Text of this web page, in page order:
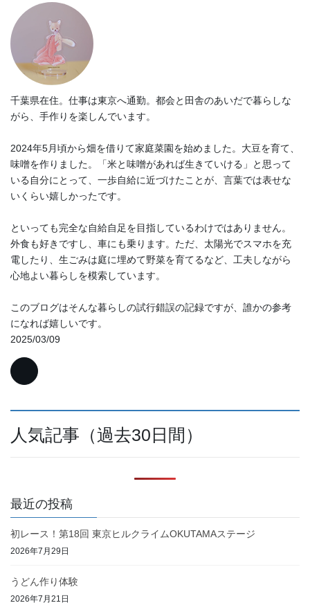
千葉県在住。仕事は東京へ通勤。都会と田舎のあいだで暮らしな
がら、手作りを楽しんでいます。
2024年5月頃から畑を借りて家庭菜園を始めました。大豆を育て、
味噌を作りました。「米と味噌があれば生きていける」と思って
いる自分にとって、一歩自給に近づけたことが、言葉では表せな
いくらい嬉しかったです。
といっても完全な自給自足を目指しているわけではありません。
外食も好きですし、車にも乗ります。ただ、太陽光でスマホを充
電したり、生ごみは庭に埋めて野菜を育てるなど、工夫しながら
心地よい暮らしを模索しています。
このブログはそんな暮らしの試行錯誤の記録ですが、誰かの参考
になれば嬉しいです。
2025/03/09
人気記事（過去30日間）
最近の投稿
初レース！第18回 東京ヒルクライムOKUTAMAステージ
2026年7月29日
うどん作り体験
2026年7月21日